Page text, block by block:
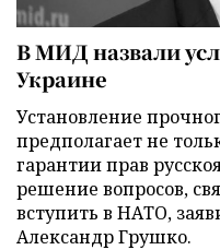
В МИД назвали
Украине
Установление
предполагает не
гарантии прав
решение вопросов,
вступить в НАТО,
Александр Грушко.